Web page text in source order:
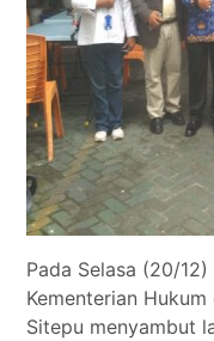
Pada Selasa (20/
Kementerian
Sitepu menyambut